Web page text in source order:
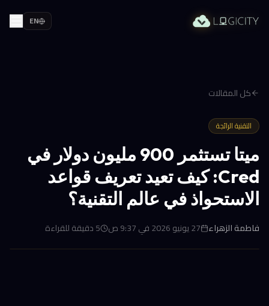
EN
كل المقالات
التقنية الرائجة
ميتا تستثمر 900 مليون دولار في
Cred: كيف تعيد تعريف قواعد
الاستحواذ في عالم التقنية؟
فاطمة الزهراء 27 يونيو 2026 في 9:37 ص 5دقيقة للقراءة